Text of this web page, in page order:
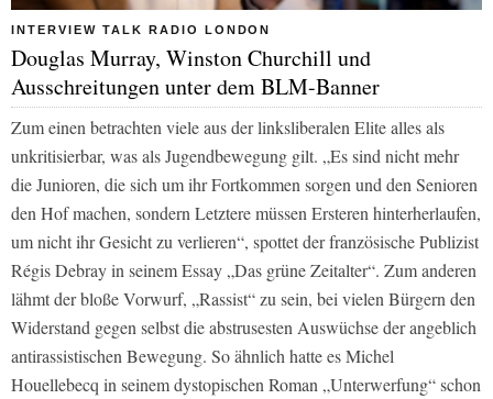
INTERVIEW TALK RADIO LONDON
Douglas Murray, Winston Churchill und
Ausschreitungen unter dem BLM-Banner
Zum einen betrachten viele aus der linksliberalen Elite alles als
unkritisierbar, was als Jugendbewegung gilt. „Es sind nicht mehr
die Junioren, die sich um ihr Fortkommen sorgen und den Senioren
den Hof machen, sondern Letztere müssen Ersteren hinterherlaufen,
um nicht ihr Gesicht zu verlieren“, spottet der französische Publizist
Régis Debray in seinem Essay „Das grüne Zeitalter“. Zum anderen
lähmt der bloße Vorwurf, „Rassist“ zu sein, bei vielen Bürgern den
Widerstand gegen selbst die abstrusesten Auswüchse der angeblich
antirassistischen Bewegung. So ähnlich hatte es Michel
Houellebecq in seinem dystopischen Roman „Unterwerfung“ schon